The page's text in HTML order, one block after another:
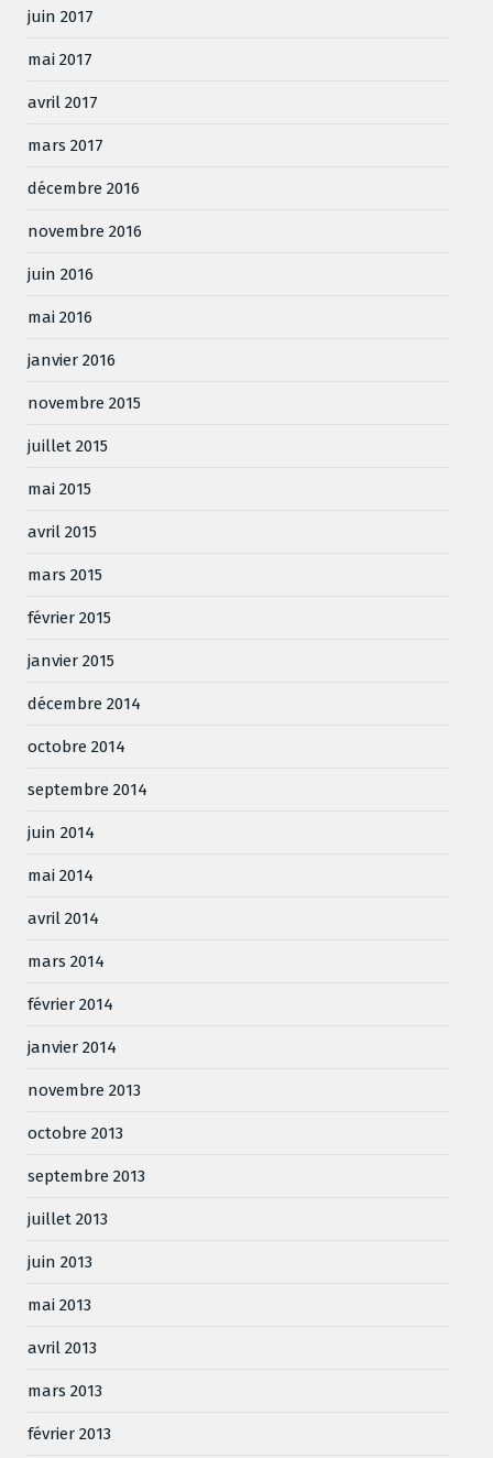
juin 2017
mai 2017
avril 2017
mars 2017
décembre 2016
novembre 2016
juin 2016
mai 2016
janvier 2016
novembre 2015
juillet 2015
mai 2015
avril 2015
mars 2015
février 2015
janvier 2015
décembre 2014
octobre 2014
septembre 2014
juin 2014
mai 2014
avril 2014
mars 2014
février 2014
janvier 2014
novembre 2013
octobre 2013
septembre 2013
juillet 2013
juin 2013
mai 2013
avril 2013
mars 2013
février 2013